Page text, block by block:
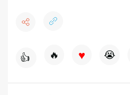
👍 🔥 ♥ 😭